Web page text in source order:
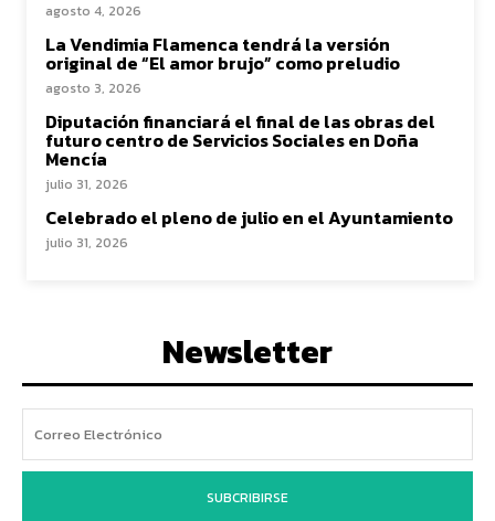
agosto 4, 2026
La Vendimia Flamenca tendrá la versión
original de “El amor brujo” como preludio
agosto 3, 2026
Diputación financiará el final de las obras del
futuro centro de Servicios Sociales en Doña
Mencía
julio 31, 2026
Celebrado el pleno de julio en el Ayuntamiento
julio 31, 2026
Newsletter
SUBCRIBIRSE